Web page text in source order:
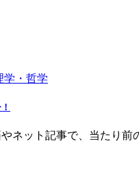
学・哲学
ネット記事で、当たり